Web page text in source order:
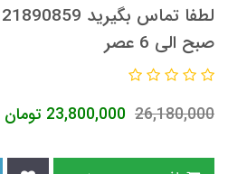
صبح الی 6 عصر
26,180,000
23,800,000 تومان